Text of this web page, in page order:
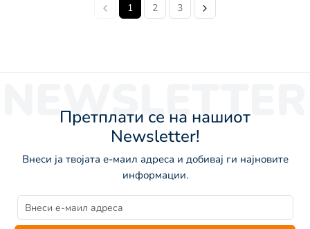
1 2 3
NEWSLETTER
Претплати се на нашиот
Newsletter!
Внеси ја твојата е-маил адреса и добивај ги најновите
информации.